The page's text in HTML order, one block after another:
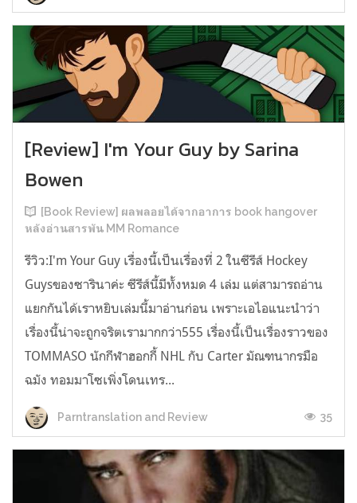
[Review] I'm Your Guy by Sarina
Bowen
[Book Review] ผลพลอยได้จากอาการ book hangover
หลังอ่านสารพัน MM Romance
รีวิว:I'm Your Guy เรื่องนี้เป็นเรื่องที่ 2 ในซีรีส์ Hockey
Guysของซารินาค่ะ ซีรีส์นี้มีทั้งหมด 4 เล่ม แต่สามารถอ่าน
แยกกันได้เราหยิบเล่มนี้มาอ่านก่อน เพราะเอไอแนะนำว่า
เรื่องนี้น่าจะถูกจริตเรามากกว่า555 เรื่องนี้เป็นเรื่องราวของ
TOMMASO นักกีฬาฮอกกี้ NHL กับ Carter มัณฑนากรมือ
ฉมัง ทอมมาโซเพิ่งโดนเทร...
Parntranslation and Review 35